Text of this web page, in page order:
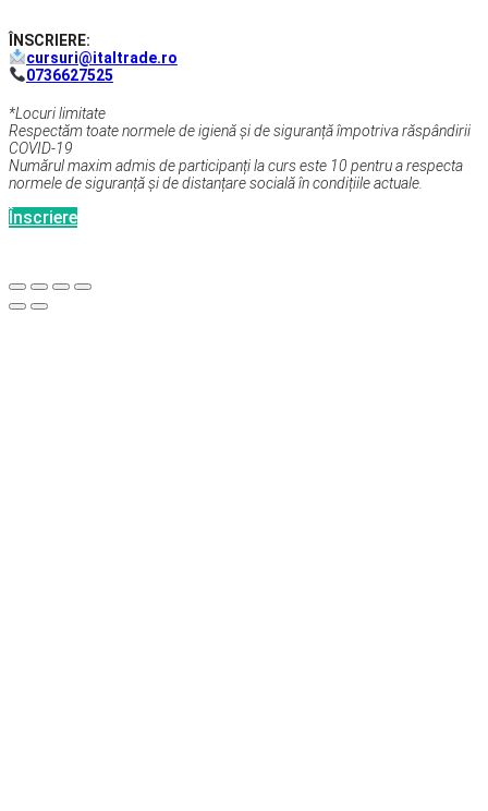
ÎNSCRIERE:
cursuri@italtrade.ro
0736627525
*Locuri limitate
Respectăm toate normele de igienă și de siguranță împotriva răspândirii
COVID-19
Numărul maxim admis de participanți la curs este 10 pentru a respecta
normele de siguranță și de distanțare socială în condițiile actuale.
Înscriere